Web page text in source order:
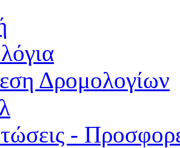
Δρομολογίων
-